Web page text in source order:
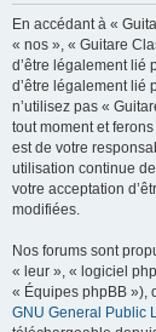
En accédant à «
« nos », « Guitare
d’être légalement lié
d’être légalement lié
n’utilisez pas «
tout moment et
est de votre
utilisation continue
votre acceptation
modifiées.
Nos forums sont
« leur », « logiciel
« Équipes phpBB »),
GNU General Public